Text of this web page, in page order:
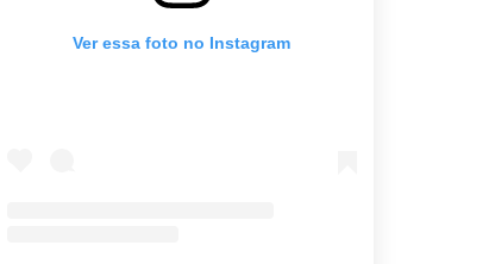
Ver essa foto no Instagram